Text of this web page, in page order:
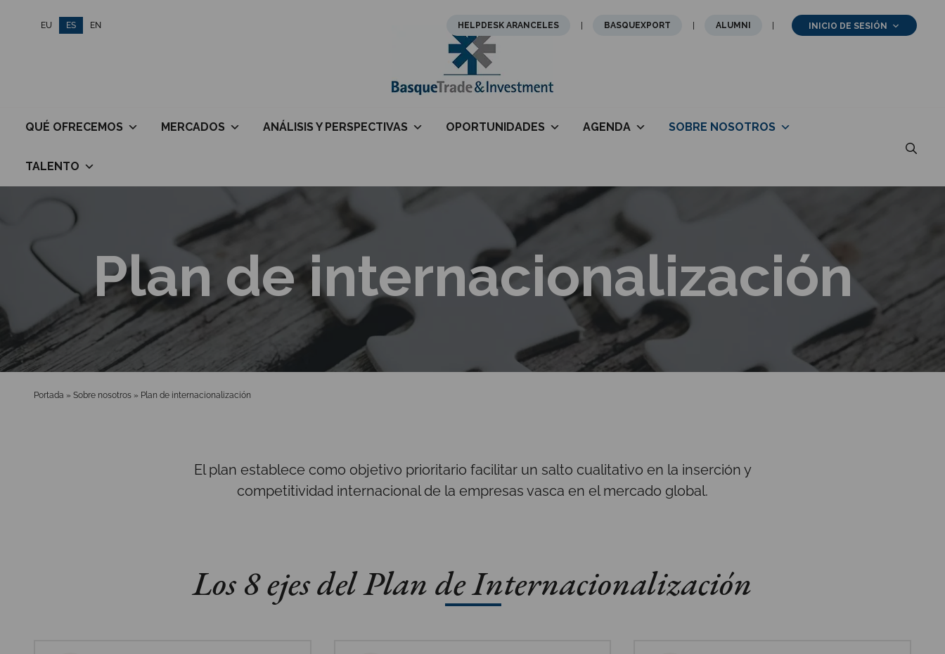
EU ES EN HELPDESK ARANCELES BASQUEXPORT ALUMNI INICIO DE SESIÓN
QUÉ OFRECEMOS MERCADOS ANÁLISIS Y PERSPECTIVAS OPORTUNIDADES AGENDA SOBRE NOSOTROS
TALENTO
Plan de internacionalización
Portada » Sobre nosotros » Plan de internacionalización
El plan establece como objetivo prioritario facilitar un salto cualitativo en la inserción y
competitividad internacional de la empresas vasca en el mercado global.
Los 8 ejes del Plan de Internacionalización